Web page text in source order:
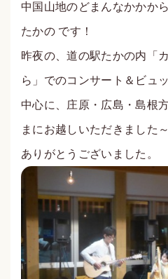
中国山地のどまんなかか‬か
たかの‬ です！
昨夜の、道の駅たかの内「
ら‬」でのコンサート＆ビュ
中心に、庄原・広島・島根
まにお越しいただきました～
ありがとうございました。